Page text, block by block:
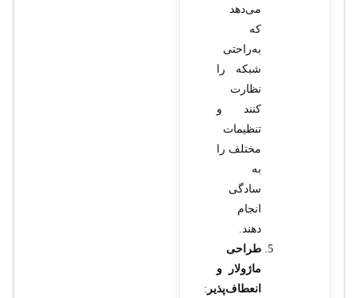
می‌دهد
که
به‌راحتی
شبکه را
نظارت
کنند و
تنظیمات
مختلف را
به
سادگی
انجام
دهند.
طراحی
ماژولار و
انعطاف‌پذیر :